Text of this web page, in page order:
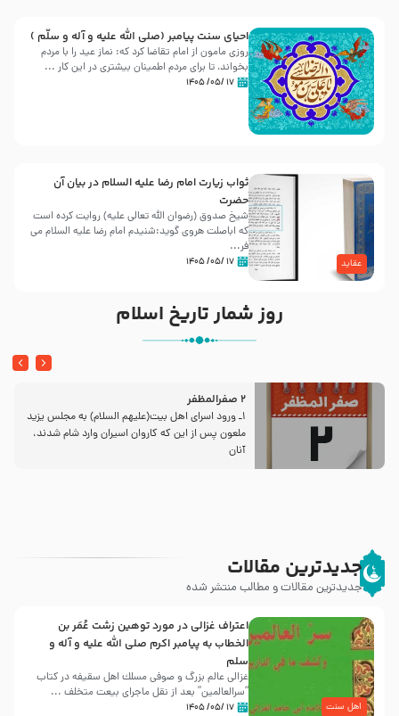
احیای سنت پیامبر (صلی الله علیه و آله و سلّم )
روزی مامون از امام تقاضا کرد که: نماز عید را با مردم
بخواند، تا برای مردم اطمینان بیشتری در این کار ...
۱۷ /۰۵/ ۱۴۰۵
عقاید
ثواب زیارت امام رضا علیه السلام در بیان آن
حضرت
شیخ صدوق (رضوان الله تعالی علیه) روایت کرده است
که اباصلت هروی گوید:شنیدم امام رضا علیه السلام می
فر...
۱۷ /۰۵/ ۱۴۰۵
روز شمار تاریخ اسلام
2 صفرالمظفر
1ـ ورود اسراى اهل بیت‌(علیهم السلام) به مجلس یزید
ملعون پس از این كه كاروان اسیران وارد شام شدند،
آنان
جدیدترین مقالات
جدیدترین مقالات و مطالب منتشر شده
اهل سنت
اعتراف غزالی در مورد توهین زشت عُمَر بن
الخطاب به پیامبر اکرم صلی الله علیه و آله و
سلم
غزالی عالم بزرگ و صوفی مسلك اهل سقيفه در کتاب
“سرالعالمین” بعد از نقل ماجرای بیعت متخلف ...
۱۷ /۰۵/ ۱۴۰۵